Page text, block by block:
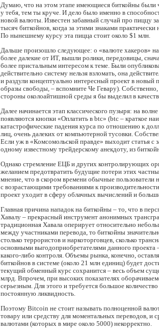
Думаю, что на этом этапе имеющиеся биткойны были
у тебя, тем ты круче. И дело было именно в
новой валюты. Известен забавный случай про пиццу
тысяч биткойнов, когда за этими знаками
По нынешнему курсу эта пицца стоит около $1 млн.
Дальше произошло следующее: о «валюте хакеров»
более далекие от ИТ, вышли ролики, передовицы,
более пристальным интересом к теме. Были
действительно систему нельзя взломать, она
и раздули концептуально интересный проект в
образы свободы, – вспомните Че Гевару).
стороны околоайтишной среды я бы выделил в
Далее начинается этап классического пузыря: на
появляются кнопки «Оплатить в btc» (btc – краткое
катастрофические падения курса по отношению к
лиц, очень далеких от компьютерной тусовки.
Если уж в «Комсомольской правде» выходит статья с
одному известному трейдерскому анекдоту, из
Однако стремление ЕЦБ и других контролирующих
желанием предотвратить будущие потери этих
мнение, что в скором времени обычные пользователи
с возрастающими требованиями к
проект уходит в сферу облачных вычислений и
Главная причина нападок на биткойны – то, что в
Хавалу – прекрасный инструмент анонимных
традиционная Хавала оперирует относительно
между участниками перевода, то биткойны
столько террористов и наркоторговцев, сколько
основными выгодоприобретателями данного проекта
какого-либо контроля. Объемы рынка, конечно,
биткойнов в системе (около 21 млн единиц) будет
текущий обменный курс сохранится – весь объем
млрд. Впрочем, при высоких показателях
серьезным. Для этого и требуется большое
постоянную ликвидность.
Поэтому Bitcoin не стоит называть полноценной
товару или средству для моментальных переводов, и
валютами (которых в мире около 5000) некорректно.